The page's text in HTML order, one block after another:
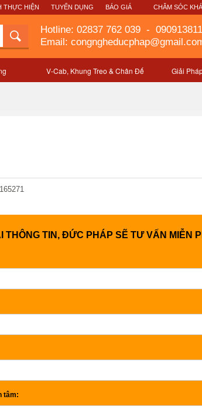
THỰC HIỆN TUYỂN DỤNG BÁO GIÁ CHĂM SÓC
Hotline: 02837 762 039 -
Email:
sản phẩm
V-Cab, Khung Treo & Chân Đế Giải
THÔNG TIN, ĐỨC PHÁP SẼ TƯ VẤN MIỄN
tâm: